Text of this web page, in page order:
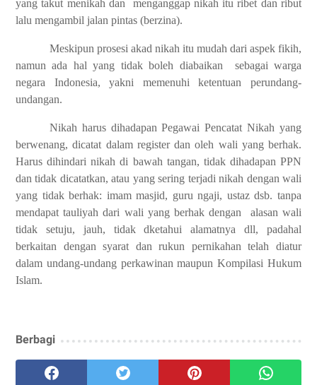
yang takut menikah dan
menganggap nikah itu ribet dan ribut
lalu mengambil jalan pintas (berzina).
Meskipun prosesi akad nikah itu mudah dari aspek fikih,
namun ada hal yang tidak boleh diabaikan
sebagai warga
negara Indonesia, yakni memenuhi ketentuan perundang-
undangan.
Nikah harus dihadapan Pegawai Pencatat Nikah yang
berwenang, dicatat dalam register dan oleh wali yang berhak.
Harus dihindari nikah di bawah tangan, tidak dihadapan PPN
dan tidak dicatatkan, atau yang sering terjadi nikah dengan wali
yang tidak berhak: imam masjid, guru ngaji, ustaz dsb. tanpa
mendapat tauliyah dari wali yang berhak dengan
alasan wali
tidak setuju, jauh, tidak dketahui alamatnya dll, padahal
berkaitan dengan syarat dan rukun pernikahan telah diatur
dalam undang-undang perkawinan maupun Kompilasi Hukum
Islam.
Berbagi